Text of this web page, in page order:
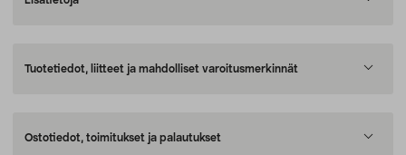
Tuotetiedot, liitteet ja mahdolliset varoitusmerkinnät
Ostotiedot, toimitukset ja palautukset